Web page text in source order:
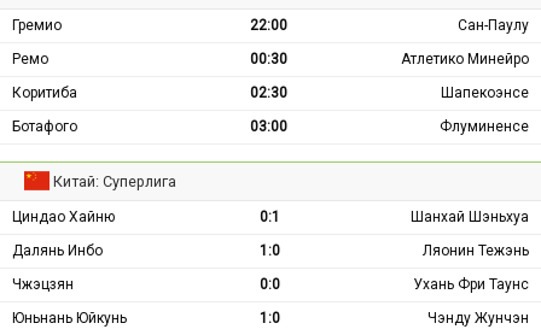
Гремио 22:00
Сан-Паулу
Ремо
00:30
Атлетико Минейро
Коритиба
02:30
Шапекоэнсе
Ботафого
03:00 Флуминенсе
Китай: Суперлига
Циндао Хайню 0:1
Шанхай Шэньхуа
Далянь Инбо
1:0
Ляонин Тежэнь
Чжэцзян
0:0
Ухань Фри Таунс
Юньнань Юйкунь
1:0 Чэнду Жунчэн